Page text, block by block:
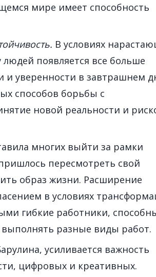
мире имеет способность
В условиях
появляется все больше
и уверенности в завтрашнем
способов борьбы с
новой реальности и
многих выйти за рамки
пересмотреть свой
образ жизни. Расширение
в условиях
гибкие работники,
разные виды работ.
усиливается важность
цифровых и креативных.